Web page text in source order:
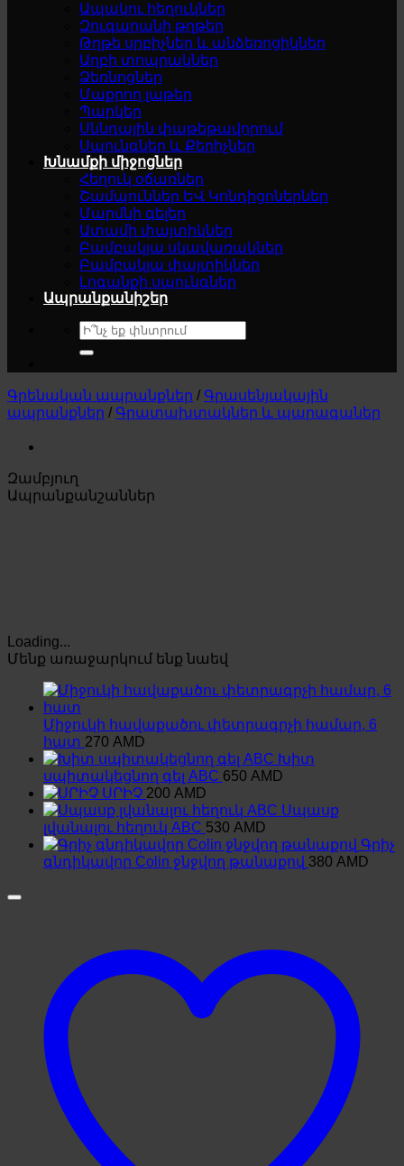
Ապակու հեղուկներ
Զուգարանի թղթեր
Թղթե սրբիչներ և անձեռոցիկներ
Աղբի տոպրակներ
Ձեռնոցներ
Մաքրող լաթեր
Պարկեր
Սննդային փաթեթավորում
Սպունգներ և Քերիչներ
Խնամքի միջոցներ
Հեղուկ օճառներ
Շամպուններ ԵՎ Կոնդիցոներներ
Մարմնի գելեր
Ատամի փայտիկներ
Բամբակյա սկավառակներ
Բամբակյա փայտիկներ
Լոգանքի սպունգներ
Ապրանքանիշեր
Search
for:
Գրենական ապրանքներ / Գրասենյակային
ապրանքներ / Գրատախտակներ և պարագաներ
Զամբյուղ
Ապրանքանշաններ
Loading...
Մենք առաջարկում ենք նաեվ
Միջուկի հավաքածու փետրագրչի համար, 6
հատ 270 AMD
Խիտ
սպիտակեցնող գել ABC 650 AMD
ՍՐԻՉ 200 AMD
Սպասք
լվանալու հեղուկ ABC 530 AMD
Գրիչ
գնդիկավոր Colin ջնջվող թանաքով 380 AMD